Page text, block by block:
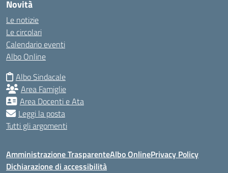
Novità
Le notizie
Le circolari
Calendario eventi
Albo Online
Albo Sindacale
Area Famiglie
Area Docenti e Ata
Leggi la posta
Tutti gli argomenti
Amministrazione TrasparenteAlbo OnlinePrivacy Policy
Dichiarazione di accessibilità